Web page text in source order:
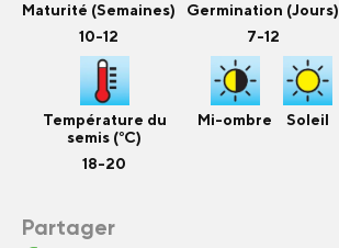
Maturité (Semaines)
10-12
Germination (Jours)
7-12
Température du
semis (°C)
18-20
Mi-ombre Soleil
Partager